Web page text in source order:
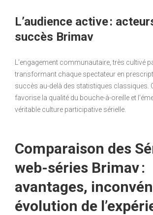
L’audience active :
succès Brimav
L’engagement communautaire, très cultivé
transformant chaque spectateur en
succès au-delà des statistiques classiques.
favorise la qualité du bouche-à-oreille et
véritable culture participative sérielle.
Comparaison des
web-séries Brimav :
avantages,
évolution de